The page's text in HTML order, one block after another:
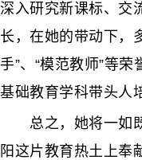
深入研究新课标、交
长，在她的带动下，
手”、“模范教师”等
基础教育学科带头人
总之，她将一如既
阳这片教育热土上奉